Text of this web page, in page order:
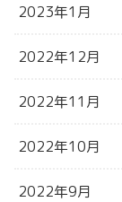
2023年1月
2022年12月
2022年11月
2022年10月
2022年9月